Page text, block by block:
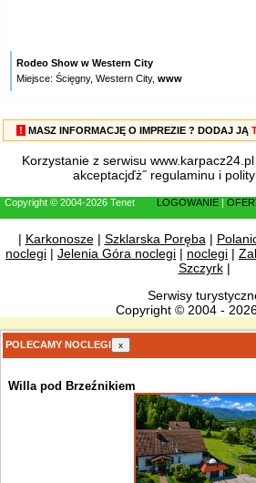
Rodeo Show w Western City
Miejsce: Ścięgny, Western City, www
! MASZ INFORMACJĘ O IMPREZIE ? DODAJ JĄ
Korzystanie z serwisu
akceptacjďż˝ regulaminu i
Copyright © 2004-2026 Tenet LOGOWANIE
| Karkonosze| Szklarska Poręba|
noclegi | Jelenia Góra noclegi | noclegi |
Szczyrk|
Serwisy
Copyright © 2004 -
POLECAMY NOCLEGI x
Willa pod Brzeźnikiem